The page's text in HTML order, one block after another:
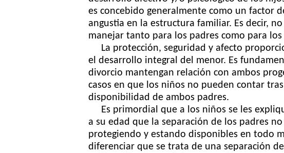
es concebido generalmente como un factor
angustia en la estructura familiar. Es decir,
manejar tanto para los padres como para los
La protección, seguridad y afecto
el desarrollo integral del menor. Es
divorcio mantengan relación con ambos
casos en que los niños no pueden contar
disponibilidad de ambos padres.
Es primordial que a los niños se les
a su edad que la separación de los padres
protegiendo y estando disponibles en todo
diferenciar que se trata de una separación